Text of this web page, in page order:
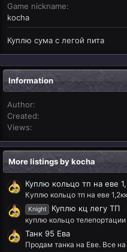
Game nickname
kocha
Куплю сума с легой пита
Information
Author
Created
Views
More listings by kocha
Куплю кольцо тп на еве
Куплю кольцо тп на еве
Knight Куплю кц легу ТП
куплю кольцо
Танк 95 Ева
Продам танка на Еве. Все на